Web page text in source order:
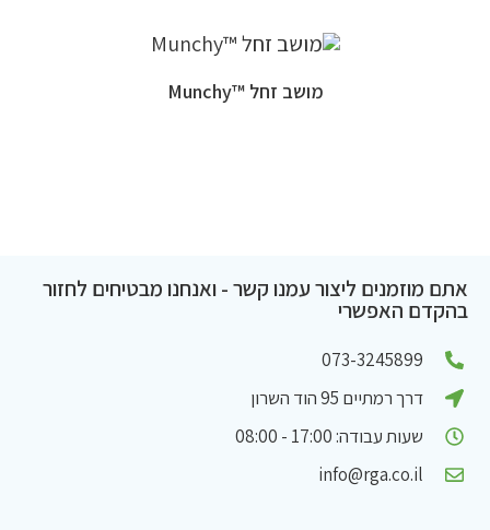
מושב זחל ™Munchy
אתם מוזמנים ליצור עמנו קשר - ואנחנו מבטיחים לחזור
בהקדם האפשרי
073-3245899
דרך רמתיים 95 הוד השרון
שעות עבודה: 17:00 - 08:00
info@rga.co.il